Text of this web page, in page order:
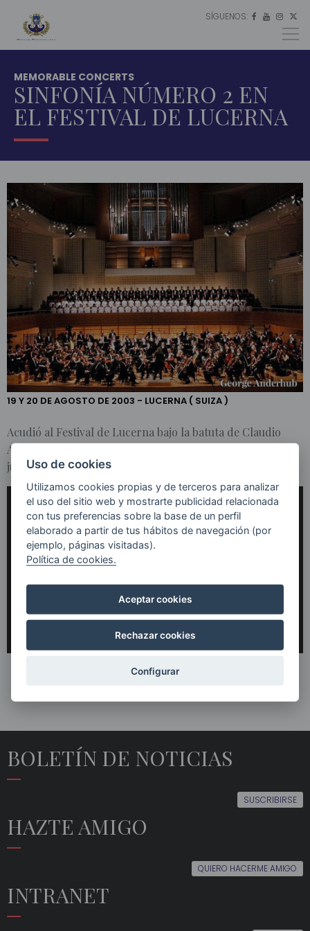
SÍGUENOS:    ES
EU
EN
MEMORABLE CONCERTS
SINFONÍA NÚMERO 2 EN
EL FESTIVAL DE LUCERNA
INICIO
MULTIMEDIA
CONCIERTOS
MEMORABLES
NÚMERO
2 EN EL
FESTIVAL
DE
LUCERNA
19 Y 20 DE AGOSTO DE 2003 - LUCERNA ( SUIZA )
Acudió al Festival de Lucerna bajo la batuta de Claudio
Abbado para interpretar la
junto a la Orquesta del Festival.
BOLETÍN DE NOTICIAS
SUSCRIBIRSE
HAZTE AMIGO
QUIERO HACERME AMIGO
INTRANET
Uso de cookies
Utilizamos cookies propias y de terceros para analizar
el uso del sitio web y mostrarte publicidad relacionada
con tus preferencias sobre la base de un perfil
elaborado a partir de tus hábitos de navegación (por
ejemplo, páginas visitadas).
Política de cookies.
Aceptar cookies
Rechazar cookies
Configurar